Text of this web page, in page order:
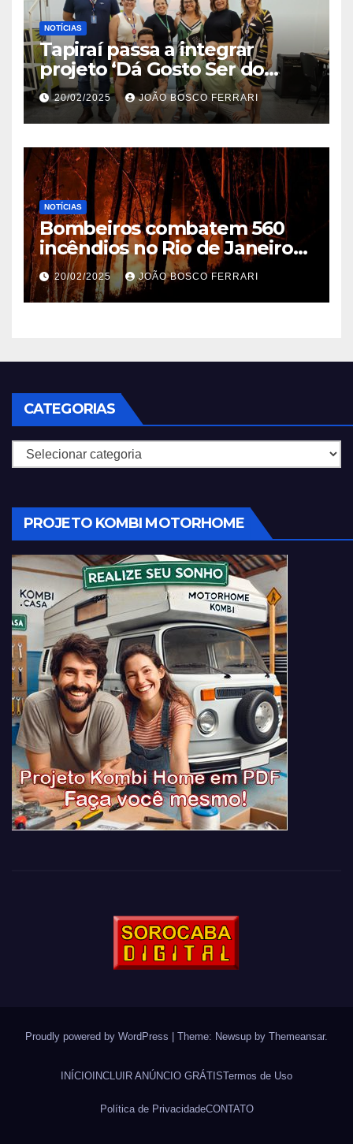
NOTÍCIAS
Tapiraí passa a integrar
projeto ‘Dá Gosto Ser do
Ribeira’ | ASN São Paulo
20/02/2025 JOÃO BOSCO FERRARI
NOTÍCIAS
Bombeiros combatem 560
incêndios no Rio de Janeiro
em 2025
20/02/2025 JOÃO BOSCO FERRARI
CATEGORIAS
Categorias
PROJETO KOMBI MOTORHOME
Proudly powered by WordPress Theme: Newsup by Themeansar.
INÍCIO INCLUIR ANÚNCIO GRÁTISTermos de Uso
Política de PrivacidadeCONTATO